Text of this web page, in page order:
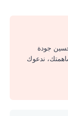
جودة
ندعوك